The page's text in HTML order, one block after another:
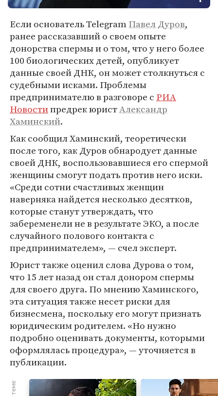
Если основатель TelegramПавел Дуров,
ранее рассказавший о своем опыте
донорства спермы и о том, что у него более
100 биологических детей, опубликует
данные своей ДНК, он может столкнуться с
судебными исками. Проблемы
предпринимателю в разговоре с РИА
Новостипредрек юристАлександр
Хаминский.
Как сообщил Хаминский, теоретически
после того, как Дуров обнародует данные
своей ДНК, воспользовавшиеся его спермой
женщины смогут подать против него иски.
«Среди сотни счастливых женщин
наверняка найдется несколько десятков,
которые станут утверждать, что
забеременели не в результате ЭКО, а после
случайного полового контакта с
предпринимателем», — счел эксперт.
Юрист также оценил слова Дурова о том,
что 15 лет назад он стал донором спермы
для своего друга. По мнению Хаминского,
эта ситуация также несет риски для
бизнесмена, поскольку его могут признать
юридическим родителем. «Но нужно
подробно оценивать документы, которыми
оформлялась процедура», — уточняется в
публикации.